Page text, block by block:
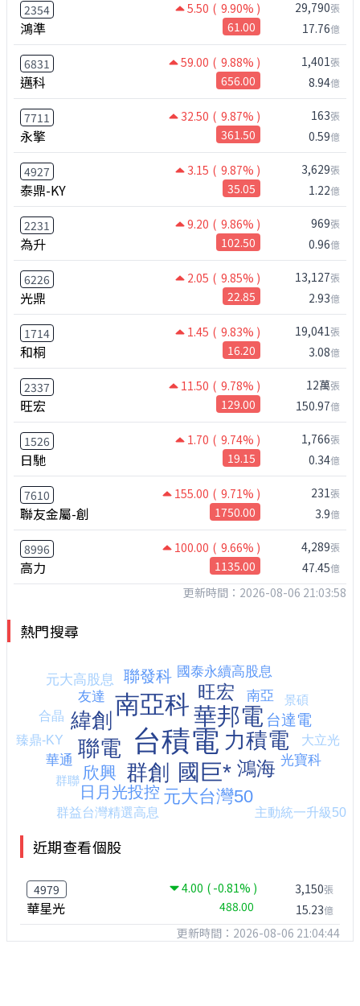
2354 5.50 ( 9.90% )
鴻準 61.00
29,790張
17.76億
6831 59.00 ( 9.88% )
邁科 656.00
1,401張
8.94億
7711 32.50 ( 9.87% )
永擎 361.50
163張
0.59億
4927 3.15 ( 9.87% )
泰鼎-KY 35.05
3,629張
1.22億
2231 9.20 ( 9.86% )
為升 102.50
969張
0.96億
6226 2.05 ( 9.85% )
光鼎 22.85
13,127張
2.93億
1714 1.45 ( 9.83% )
和桐 16.20
19,041張
3.08億
2337 11.50 ( 9.78% )
旺宏 129.00
12萬張
150.97億
1526 1.70 ( 9.74% )
日馳 19.15
1,766張
0.34億
7610 155.00 ( 9.71% )
聯友金屬-創 1750.00
231張
3.9億
8996 100.00 ( 9.66% )
高力 1135.00
4,289張
47.45億
更新時間：2026-08-06 21:03:58
熱門搜尋
近期查看個股
4979 4.00 ( -0.81% )
華星光 488.00
3,150張
15.23億
更新時間：2026-08-06 21:04:44